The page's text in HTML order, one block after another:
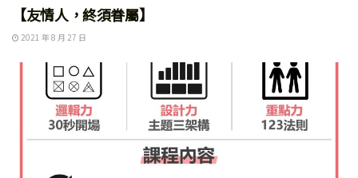
【友情人，終須眷屬】
2021 年 8 月 27 日